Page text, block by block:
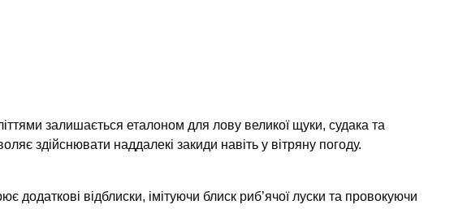
залишається еталоном для лову великої щуки, судака та
здійснювати наддалекі закиди навіть у вітряну погоду.
відблиски, імітуючи блиск риб’ячої луски та провокуючи